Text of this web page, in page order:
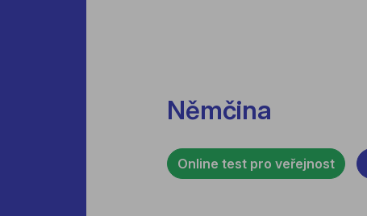
Němčina
Online test pro veřejnost